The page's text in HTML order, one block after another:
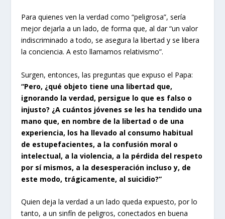
Para quienes ven la verdad como “peligrosa”, sería
mejor dejarla a un lado, de forma que, al dar “un valor
indiscriminado a todo, se asegura la libertad y se libera
la conciencia. A esto llamamos relativismo”.
Surgen, entonces, las preguntas que expuso el Papa:
“Pero, ¿qué objeto tiene una libertad que,
ignorando la verdad, persigue lo que es falso o
injusto? ¿A cuántos jóvenes se les ha tendido una
mano que, en nombre de la libertad o de una
experiencia, los ha llevado al consumo habitual
de estupefacientes, a la confusión moral o
intelectual, a la violencia, a la pérdida del respeto
por sí mismos, a la desesperación incluso y, de
este modo, trágicamente, al suicidio?”
Quien deja la verdad a un lado queda expuesto, por lo
tanto, a un sinfín de peligros, conectados en buena